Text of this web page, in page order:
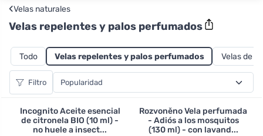
‹Velas naturales
Velas repelentes y palos perfumados
Todo Velas repelentes y palos perfumados Velas de
Filtro
Incognito Aceite esencial
de citronela BIO (10 ml) -
no huele a insect...
Rozvoněno Vela perfumada
- Adiós a los mosquitos
(130 ml) - con lavand...